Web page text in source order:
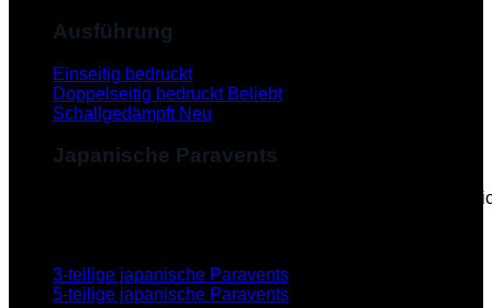
Ausführung
Einseitig bedruckt
Doppelseitig bedruckt
Schallgedämpft
Japanische Paravents
Diese Paravents, die im Japanischen als "Byobu"
3-teilige japanische Paravents
5-teilige japanische Paravents